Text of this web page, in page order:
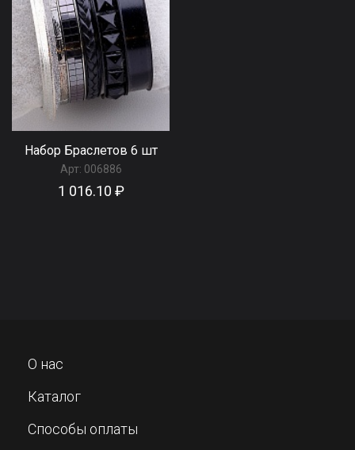
Набор Браслетов 6 шт
Арт: 006886
1 016.10 ₽
О нас
Каталог
Способы оплаты